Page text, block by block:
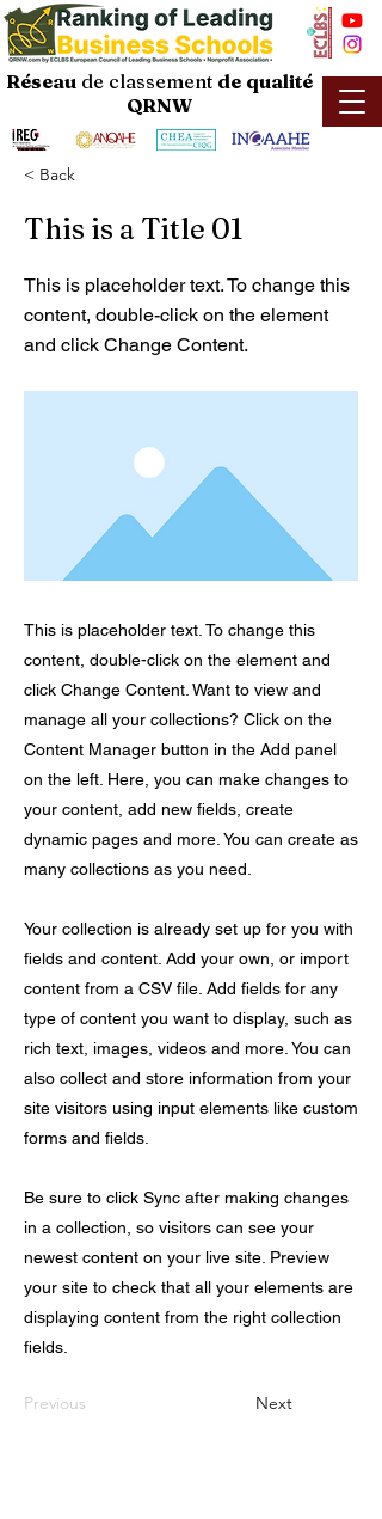
Réseau de classement de qualité
QRNW
< Back
This is a Title 01
This is placeholder text. To change this
content, double-click on the element
and click Change Content.
This is placeholder text. To change this
content, double-click on the element and
click Change Content. Want to view and
manage all your collections? Click on the
Content Manager button in the Add panel
on the left. Here, you can make changes to
your content, add new fields, create
dynamic pages and more. You can create as
many collections as you need.
Your collection is already set up for you with
fields and content. Add your own, or import
content from a CSV file. Add fields for any
type of content you want to display, such as
rich text, images, videos and more. You can
also collect and store information from your
site visitors using input elements like custom
forms and fields.
Be sure to click Sync after making changes
in a collection, so visitors can see your
newest content on your live site. Preview
your site to check that all your elements are
displaying content from the right collection
fields.
Previous Next